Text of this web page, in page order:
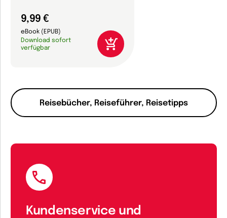
Reisebücher, Reiseführer, Reisetipps
9,99 €
eBook (EPUB)
Download sofort
verfügbar
Kundenservice und